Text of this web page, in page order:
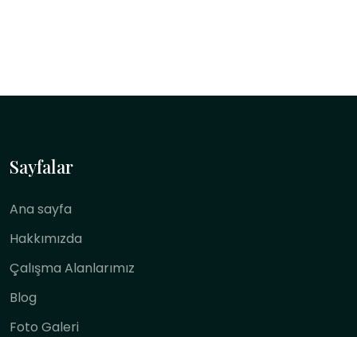
Sayfalar
Ana sayfa
Hakkımızda
Çalışma Alanlarımız
Blog
Foto Galeri